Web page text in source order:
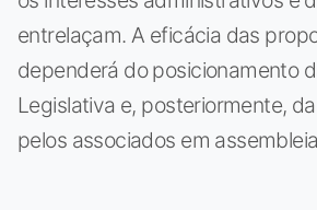
entrelaçam. A eficácia das
dependerá do posicionamento
Legislativa e, posteriormente,
pelos associados em